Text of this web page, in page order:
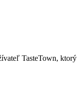
TasteTown, ktorý